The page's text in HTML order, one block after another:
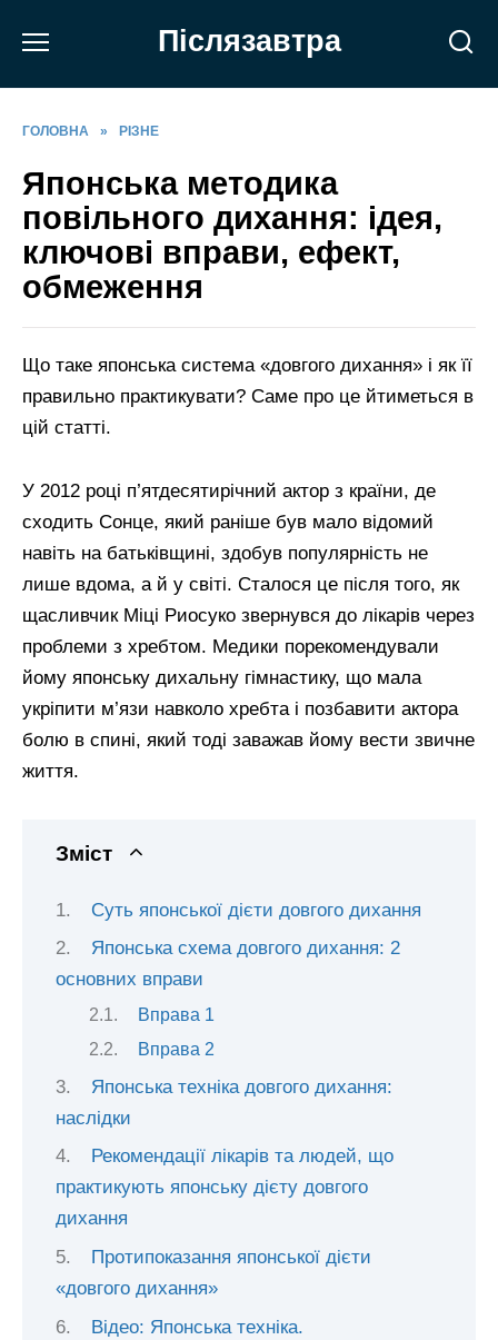
Післязавтра
ГОЛОВНА » РІЗНЕ
Японська методика
повільного дихання: ідея,
ключові вправи, ефект,
обмеження
Що таке японська система «довгого дихання» і як її
правильно практикувати? Саме про це йтиметься в
цій статті.
У 2012 році п’ятдесятирічний актор з країни, де
сходить Сонце, який раніше був мало відомий
навіть на батьківщині, здобув популярність не
лише вдома, а й у світі. Сталося це після того, як
щасливчик Міці Риосуко звернувся до лікарів через
проблеми з хребтом. Медики порекомендували
йому японську дихальну гімнастику, що мала
укріпити м’язи навколо хребта і позбавити актора
болю в спині, який тоді заважав йому вести звичне
життя.
Зміст
Суть японської дієти довгого дихання
Японська схема довгого дихання: 2
основних вправи
Вправа 1
Вправа 2
Японська техніка довгого дихання:
наслідки
Рекомендації лікарів та людей, що
практикують японську дієту довгого
дихання
Протипоказання японської дієти
«довгого дихання»
Відео: Японська техніка.